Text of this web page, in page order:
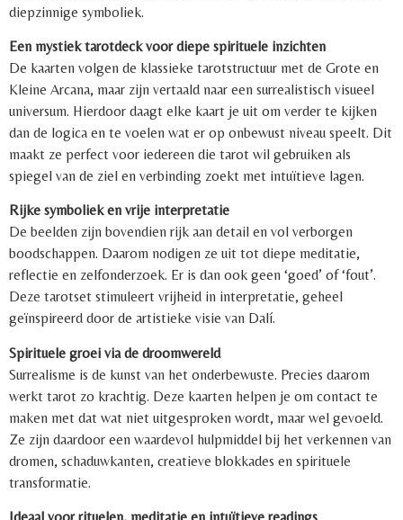
diepzinnige symboliek.
Een mystiek tarotdeck voor diepe spirituele inzichten
De kaarten volgen de klassieke tarotstructuur met de Grote en
Kleine Arcana, maar zijn vertaald naar een surrealistisch visueel
universum. Hierdoor daagt elke kaart je uit om verder te kijken
dan de logica en te voelen wat er op onbewust niveau speelt. Dit
maakt ze perfect voor iedereen die tarot wil gebruiken als
spiegel van de ziel en verbinding zoekt met intuïtieve lagen.
Rijke symboliek en vrije interpretatie
De beelden zijn bovendien rijk aan detail en vol verborgen
boodschappen. Daarom nodigen ze uit tot diepe meditatie,
reflectie en zelfonderzoek. Er is dan ook geen ‘goed’ of ‘fout’.
Deze tarotset stimuleert vrijheid in interpretatie, geheel
geïnspireerd door de artistieke visie van Dalí.
Spirituele groei via de droomwereld
Surrealisme is de kunst van het onderbewuste. Precies daarom
werkt tarot zo krachtig. Deze kaarten helpen je om contact te
maken met dat wat niet uitgesproken wordt, maar wel gevoeld.
Ze zijn daardoor een waardevol hulpmiddel bij het verkennen van
dromen, schaduwkanten, creatieve blokkades en spirituele
transformatie.